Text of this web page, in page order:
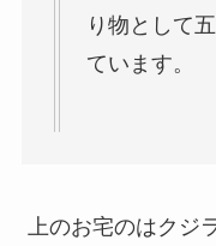
り物として
ています。
上のお宅のはクジ